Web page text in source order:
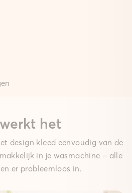
het
design kleed eenvoudig van de
in je wasmachine – alle
er probleemloos in.